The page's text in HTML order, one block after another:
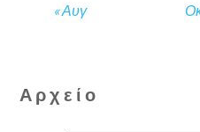
« Αυγ
Αρχείο